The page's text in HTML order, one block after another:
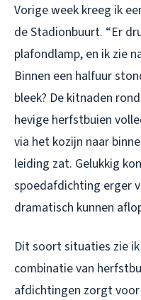
Vorige week kreeg ik
de Stadionbuurt. “Er
plafondlamp, en ik zie
Binnen een halfuur
bleek? De kitnaden
hevige herfstbuien
via het kozijn naar
leiding zat. Gelukkig
spoedafdichting erger
dramatisch kunnen
Dit soort situaties zie
combinatie van
afdichtingen zorgt